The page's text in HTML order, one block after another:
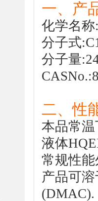
一、产
化学名
分子式
分子量
二、性
本品常
液体
常规性
产品可
(DMAC).